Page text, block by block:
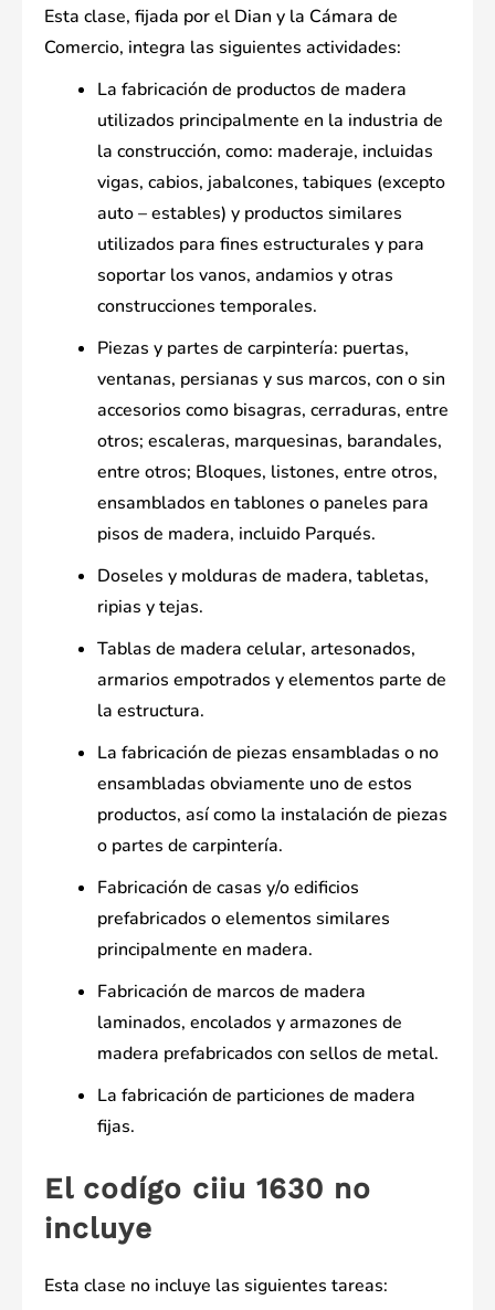
Esta clase, fijada por el Dian y la Cámara de
Comercio, integra las siguientes actividades:
La fabricación de productos de madera
utilizados principalmente en la industria de
la construcción, como: maderaje, incluidas
vigas, cabios, jabalcones, tabiques (excepto
auto – estables) y productos similares
utilizados para fines estructurales y para
soportar los vanos, andamios y otras
construcciones temporales.
Piezas y partes de carpintería: puertas,
ventanas, persianas y sus marcos, con o sin
accesorios como bisagras, cerraduras, entre
otros; escaleras, marquesinas, barandales,
entre otros; Bloques, listones, entre otros,
ensamblados en tablones o paneles para
pisos de madera, incluido Parqués.
Doseles y molduras de madera, tabletas,
ripias y tejas.
Tablas de madera celular, artesonados,
armarios empotrados y elementos parte de
la estructura.
La fabricación de piezas ensambladas o no
ensambladas obviamente uno de estos
productos, así como la instalación de piezas
o partes de carpintería.
Fabricación de casas y/o edificios
prefabricados o elementos similares
principalmente en madera.
Fabricación de marcos de madera
laminados, encolados y armazones de
madera prefabricados con sellos de metal.
La fabricación de particiones de madera
fijas.
El codígo ciiu 1630 no
incluye
Esta clase no incluye las siguientes tareas: